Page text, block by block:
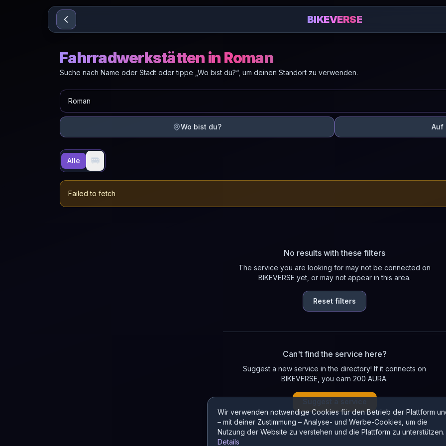
Sari la conținut
Wir verwenden notwendige Cookies für den Betrieb der Plattform
– mit deiner Zustimmung – Analyse- und Werbe-Cookies, um die
Nutzung der Website zu verstehen und die Plattform zu unterstützen.
Details
BIKEVERSE
Fahrradwerkstätten in Roman
Suche nach Name oder Stadt oder tippe „Wo bist du?“, um deinen Standort zu verwenden.
Wo bist du? Auf
Alle 🚐
Failed to fetch
No results with these filters
The service you are looking for may not be connected on
BIKEVERSE yet, or may not appear in this area.
Reset filters
Can't find the service here?
Suggest a new service in the directory! If it connects on
BIKEVERSE, you earn 200 AURA.